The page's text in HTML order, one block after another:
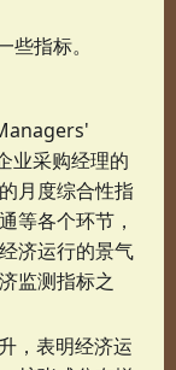
指标。
业采购经理的
月度综合性指
等各个环节，
济运行的景气
监测指标之
，表明经济运